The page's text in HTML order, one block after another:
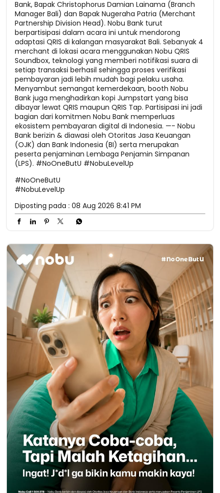
Bank, Bapak Christophorus Damian Lainama (Branch
Manager Bali) dan Bapak Nugeraha Patria (Merchant
Partnership Division Head). Nobu Bank turut
berpartisipasi dalam acara ini untuk mendorong
adaptasi QRIS di kalangan masyarakat Bali. Sebanyak 4
merchant di lokasi acara menggunakan Nobu QRIS
Soundbox, teknologi yang memberi notifikasi suara di
setiap transaksi berhasil sehingga proses verifikasi
pembayaran jadi lebih mudah bagi pelaku usaha.
Menyambut semangat kemerdekaan, booth Nobu
Bank juga menghadirkan kopi Jumpstart yang bisa
dibayar lewat QRIS maupun QRIS Tap. Partisipasi ini jadi
bagian dari komitmen Nobu Bank memperluas
ekosistem pembayaran digital di Indonesia. —- Nobu
Bank berizin & diawasi oleh Otoritas Jasa Keuangan
(OJK) dan Bank Indonesia (BI) serta merupakan
peserta penjaminan Lembaga Penjamin Simpanan
(LPS). #NoOneButU #NobuLevelUp
#NoOneButU
#NobuLevelUp
Diposting pada : 08 Aug 2026 8:41 PM